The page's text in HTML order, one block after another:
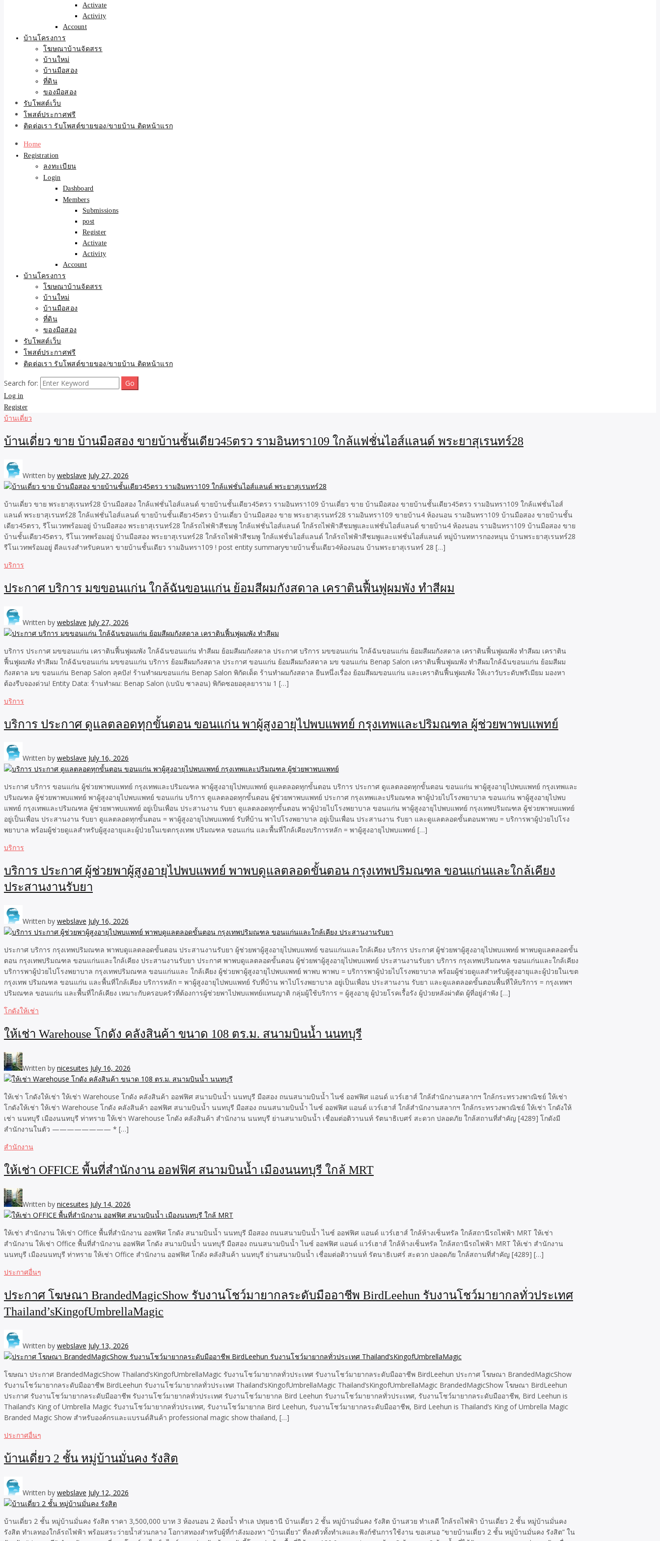
Activate
Activity
Account
บ้านโครงการ
โฆษณาบ้านจัดสรร
บ้านใหม่
บ้านมือสอง
ที่ดิน
ของมือสอง
รับโพสต์เว็บ
โพสต์ประกาศฟรี
ติดต่อเรา รับโพสต์ขายของ/ขายบ้าน ติดหน้าแรก
Home
Registration
ลงทะเบียน
Login
Dashboard
Members
Submissions
post
Register
Activate
Activity
Account
บ้านโครงการ
โฆษณาบ้านจัดสรร
บ้านใหม่
บ้านมือสอง
ที่ดิน
ของมือสอง
รับโพสต์เว็บ
โพสต์ประกาศฟรี
ติดต่อเรา รับโพสต์ขายของ/ขายบ้าน ติดหน้าแรก
Search for:
Log in
Register
บ้านเดี่ยว
บ้านเดี่ยว ขาย บ้านมือสอง ขายบ้านชั้นเดียว45ตรว รามอินทรา109 ใกล้แฟชั่นไอส์แลนด์ พระยาสุเรนทร์28
Written by webslave July 27, 2026
บ้านเดี่ยว ขาย พระยาสุเรนทร์28 บ้านมือสอง ใกล้แฟชั่นไอส์แลนด์ ขายบ้านชั้นเดียว45ตรว รามอินทรา109 บ้านเดี่ยว ขาย บ้านมือสอง ขายบ้านชั้นเดียว45ตรว รามอินทรา109 ใกล้แฟชั่นไอส์
แลนด์ พระยาสุเรนทร์28 ใกล้แฟชั่นไอส์แลนด์ ขายบ้านชั้นเดียว45ตรว บ้านเดี่ยว บ้านมือสอง ขาย พระยาสุเรนทร์28 รามอินทรา109 ขายบ้าน4 ห้องนอน รามอินทรา109 บ้านมือสอง ขายบ้านชั้น
เดียว45ตรว, รีโนเวทพร้อมอยู่ บ้านมือสอง พระยาสุเรนทร์28 ใกล้รถไฟฟ้าสีชมพู ใกล้แฟชั่นไอส์แลนด์ ใกล้รถไฟฟ้าสีชมพูและแฟชั่นไอส์แลนด์ ขายบ้าน4 ห้องนอน รามอินทรา109 บ้านมือสอง ขาย
บ้านชั้นเดียว45ตรว, รีโนเวทพร้อมอยู่ บ้านมือสอง พระยาสุเรนทร์28 ใกล้รถไฟฟ้าสีชมพู ใกล้แฟชั่นไอส์แลนด์ ใกล้รถไฟฟ้าสีชมพูและแฟชั่นไอส์แลนด์ หมู่บ้านทหารกองหนุน บ้านพระยาสุเรนทร์28
รีโนเวทพร้อมอยู่ ดีลแรงสำหรับคนหา ขายบ้านชั้นเดียว รามอินทรา109 ! post entity summaryขายบ้านชั้นเดียว4ห้องนอน บ้านพระยาสุเรนทร์ 28 […]
บริการ
ประกาศ บริการ มขขอนแก่น ใกล้ฉันขอนแก่น ย้อมสีผมกังสดาล เคราตินฟื้นฟูผมพัง ทำสีผม
Written by webslave July 27, 2026
บริการ ประกาศ มขขอนแก่น เคราตินฟื้นฟูผมพัง ใกล้ฉันขอนแก่น ทำสีผม ย้อมสีผมกังสดาล ประกาศ บริการ มขขอนแก่น ใกล้ฉันขอนแก่น ย้อมสีผมกังสดาล เคราตินฟื้นฟูผมพัง ทำสีผม เคราติน
ฟื้นฟูผมพัง ทำสีผม ใกล้ฉันขอนแก่น มขขอนแก่น บริการ ย้อมสีผมกังสดาล ประกาศ ขอนแก่น ย้อมสีผมกังสดาล มข ขอนแก่น Benap Salon เคราตินฟื้นฟูผมพัง ทำสีผมใกล้ฉันขอนแก่น ย้อมสีผม
กังสดาล มข ขอนแก่น Benap Salon ลุคปัง! ร้านทำผมขอนแก่น Benap Salon พิกัดเด็ด ร้านทำผมกังสดาล ยืนหนึ่งเรื่อง ย้อมสีผมขอนแก่น และเคราตินฟื้นฟูผมพัง ให้เงาวับระดับพรีเมียม มองหา
ต้องรีบจองด่วน! Entity Data: ร้านทำผม: Benap Salon (เบนับ ซาลอน) พิกัดซอยอดุลยาราม 1 […]
บริการ
บริการ ประกาศ ดูแลตลอดทุกขั้นตอน ขอนแก่น พาผู้สูงอายุไปพบแพทย์ กรุงเทพและปริมณฑล ผู้ช่วยพาพบแพทย์
Written by webslave July 16, 2026
ประกาศ บริการ ขอนแก่น ผู้ช่วยพาพบแพทย์ กรุงเทพและปริมณฑล พาผู้สูงอายุไปพบแพทย์ ดูแลตลอดทุกขั้นตอน บริการ ประกาศ ดูแลตลอดทุกขั้นตอน ขอนแก่น พาผู้สูงอายุไปพบแพทย์ กรุงเทพและ
ปริมณฑล ผู้ช่วยพาพบแพทย์ พาผู้สูงอายุไปพบแพทย์ ขอนแก่น บริการ ดูแลตลอดทุกขั้นตอน ผู้ช่วยพาพบแพทย์ ประกาศ กรุงเทพและปริมณฑล พาผู้ป่วยไปโรงพยาบาล ขอนแก่น พาผู้สูงอายุไปพบ
แพทย์ กรุงเทพและปริมณฑล ผู้ช่วยพาพบแพทย์ อยู่เป็นเพื่อน ประสานงาน รับยา ดูแลตลอดทุกขั้นตอน พาผู้ป่วยไปโรงพยาบาล ขอนแก่น พาผู้สูงอายุไปพบแพทย์ กรุงเทพปริมณฑล ผู้ช่วยพาพบแพทย์
อยู่เป็นเพื่อน ประสานงาน รับยา ดูแลตลอดทุกขั้นตอน = พาผู้สูงอายุไปพบแพทย์ รับที่บ้าน พาไปโรงพยาบาล อยู่เป็นเพื่อน ประสานงาน รับยา และดูแลตลอดขั้นตอนพาพบ = บริการพาผู้ป่วยไปโรง
พยาบาล พร้อมผู้ช่วยดูแลสำหรับผู้สูงอายุและผู้ป่วยในเขตกรุงเทพ ปริมณฑล ขอนแก่น และพื้นที่ใกล้เคียงบริการหลัก = พาผู้สูงอายุไปพบแพทย์ […]
บริการ
บริการ ประกาศ ผู้ช่วยพาผู้สูงอายุไปพบแพทย์ พาพบดูแลตลอดขั้นตอน กรุงเทพปริมณฑล ขอนแก่นและใกล้เคียง
ประสานงานรับยา
Written by webslave July 16, 2026
ประกาศ บริการ กรุงเทพปริมณฑล พาพบดูแลตลอดขั้นตอน ประสานงานรับยา ผู้ช่วยพาผู้สูงอายุไปพบแพทย์ ขอนแก่นและใกล้เคียง บริการ ประกาศ ผู้ช่วยพาผู้สูงอายุไปพบแพทย์ พาพบดูแลตลอดขั้น
ตอน กรุงเทพปริมณฑล ขอนแก่นและใกล้เคียง ประสานงานรับยา ประกาศ พาพบดูแลตลอดขั้นตอน ผู้ช่วยพาผู้สูงอายุไปพบแพทย์ ประสานงานรับยา บริการ กรุงเทพปริมณฑล ขอนแก่นและใกล้เคียง
บริการพาผู้ป่วยไปโรงพยาบาล กรุงเทพปริมณฑล ขอนแก่นและ ใกล้เคียง ผู้ช่วยพาผู้สูงอายุไปพบแพทย์ พาพบ พาพบ = บริการพาผู้ป่วยไปโรงพยาบาล พร้อมผู้ช่วยดูแลสำหรับผู้สูงอายุและผู้ป่วยในเขต
กรุงเทพ ปริมณฑล ขอนแก่น และพื้นที่ใกล้เคียง บริการหลัก = พาผู้สูงอายุไปพบแพทย์ รับที่บ้าน พาไปโรงพยาบาล อยู่เป็นเพื่อน ประสานงาน รับยา และดูแลตลอดขั้นตอนพื้นที่ให้บริการ = กรุงเทพฯ
ปริมณฑล ขอนแก่น และพื้นที่ใกล้เคียง เหมาะกับครอบครัวที่ต้องการผู้ช่วยพาไปพบแพทย์แทนญาติ กลุ่มผู้ใช้บริการ = ผู้สูงอายุ ผู้ป่วยโรคเรื้อรัง ผู้ป่วยหลังผ่าตัด ผู้ที่อยู่ลำพัง […]
โกดังให้เช่า
ให้เช่า Warehouse โกดัง คลังสินค้า ขนาด 108 ตร.ม. สนามบินน้ำ นนทบุรี
Written by nicesuites July 16, 2026
ให้เช่า โกดังให้เช่า ให้เช่า Warehouse โกดัง คลังสินค้า ออฟฟิศ สนามบินน้ำ นนทบุรี มือสอง ถนนสนามบินน้ำ ไนซ์ ออฟฟิศ แอนด์ แวร์เฮาส์ ใกล้สำนักงานสลากฯ ใกล้กระทรวงพาณิชย์ ให้เช่า
โกดังให้เช่า ให้เช่า Warehouse โกดัง คลังสินค้า ออฟฟิศ สนามบินน้ำ นนทบุรี มือสอง ถนนสนามบินน้ำ ไนซ์ ออฟฟิศ แอนด์ แวร์เฮาส์ ใกล้สำนักงานสลากฯ ใกล้กระทรวงพาณิชย์ ให้เช่า โกดังให้
เช่า นนทบุรี เมืองนนทบุรี ท่าทราย ให้เช่า Warehouse โกดัง คลังสินค้า สำนักงาน นนทบุรี ย่านสนามบินน้ำ เชื่อมต่อติวานนท์ รัตนาธิเบศร์ สะดวก ปลอดภัย ใกล้สถานที่สำคัญ [4289] โกดังมี
สำนักงานในตัว ———————— * […]
สำนักงาน
ให้เช่า OFFICE พื้นที่สำนักงาน ออฟฟิศ สนามบินน้ำ เมืองนนทบุรี ใกล้ MRT
Written by nicesuites July 14, 2026
ให้เช่า สำนักงาน ให้เช่า Office พื้นที่สำนักงาน ออฟฟิศ โกดัง สนามบินน้ำ นนทบุรี มือสอง ถนนสนามบินน้ำ ไนซ์ ออฟฟิศ แอนด์ แวร์เฮาส์ ใกล้ห้างเซ็นทรัล ใกล้สถานีรถไฟฟ้า MRT ให้เช่า
สำนักงาน ให้เช่า Office พื้นที่สำนักงาน ออฟฟิศ โกดัง สนามบินน้ำ นนทบุรี มือสอง ถนนสนามบินน้ำ ไนซ์ ออฟฟิศ แอนด์ แวร์เฮาส์ ใกล้ห้างเซ็นทรัล ใกล้สถานีรถไฟฟ้า MRT ให้เช่า สำนักงาน
นนทบุรี เมืองนนทบุรี ท่าทราย ให้เช่า Office สำนักงาน ออฟฟิศ โกดัง คลังสินค้า นนทบุรี ย่านสนามบินน้ำ เชื่อมต่อติวานนท์ รัตนาธิเบศร์ สะดวก ปลอดภัย ใกล้สถานที่สำคัญ [4289] […]
ประกาศอื่นๆ
ประกาศ โฆษณา BrandedMagicShow รับงานโชว์มายากลระดับมืออาชีพ BirdLeehun รับงานโชว์มายากลทั่วประเทศ
Thailand’sKingofUmbrellaMagic
Written by webslave July 13, 2026
โฆษณา ประกาศ BrandedMagicShow Thailand’sKingofUmbrellaMagic รับงานโชว์มายากลทั่วประเทศ รับงานโชว์มายากลระดับมืออาชีพ BirdLeehun ประกาศ โฆษณา BrandedMagicShow
รับงานโชว์มายากลระดับมืออาชีพ BirdLeehun รับงานโชว์มายากลทั่วประเทศ Thailand’sKingofUmbrellaMagic Thailand’sKingofUmbrellaMagic BrandedMagicShow โฆษณา BirdLeehun
ประกาศ รับงานโชว์มายากลระดับมืออาชีพ รับงานโชว์มายากลทั่วประเทศ รับงานโชว์มายากล Bird Leehun รับงานโชว์มายากลทั่วประเทศ, รับงานโชว์มายากลระดับมืออาชีพ, Bird Leehun is
Thailand’s King of Umbrella Magic รับงานโชว์มายากลทั่วประเทศ, รับงานโชว์มายากล Bird Leehun, รับงานโชว์มายากลระดับมืออาชีพ, Bird Leehun is Thailand’s King of Umbrella Magic
Branded Magic Show สำหรับองค์กรและแบรนด์สินค้า professional magic show thailand, […]
ประกาศอื่นๆ
บ้านเดี่ยว 2 ชั้น หมู่บ้านมั่นคง รังสิต
Written by webslave July 12, 2026
บ้านเดี่ยว 2 ชั้น หมู่บ้านมั่นคง รังสิต ราคา 3,500,000 บาท 3 ห้องนอน 2 ห้องน้ำ ทำเล ปทุมธานี บ้านเดี่ยว 2 ชั้น หมู่บ้านมั่นคง รังสิต บ้านสวย ทำเลดี ใกล้รถไฟฟ้า บ้านเดี่ยว 2 ชั้น หมู่บ้านมั่นคง
รังสิต ทำเลทองใกล้รถไฟฟ้า พร้อมสระว่ายน้ำส่วนกลาง โอกาสทองสำหรับผู้ที่กำลังมองหา “บ้านเดี่ยว” ที่ลงตัวทั้งทำเลและฟังก์ชันการใช้งาน ขอเสนอ “ขายบ้านเดี่ยว 2 ชั้น หมู่บ้านมั่นคง รังสิต” ใน